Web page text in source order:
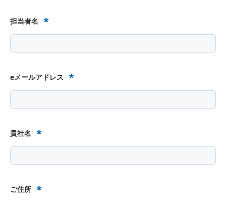
担当者名 *
eメールアドレス *
貴社名 *
ご住所 *